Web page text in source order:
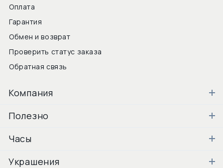
Оплата
Гарантия
Обмен и возврат
Проверить статус заказа
Обратная связь
Компания
Полезно
Часы
Украшения